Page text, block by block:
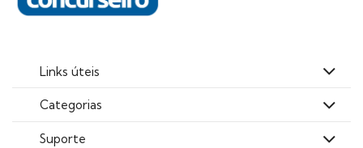
Links úteis
Categorias
Suporte